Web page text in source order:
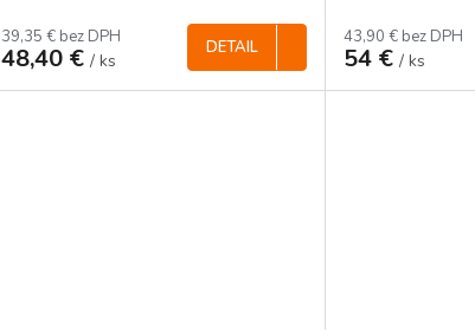
39,35 € bez DPH
48,40 € / ks
DETAIL 43,90 € bez DPH
54 €/ ks